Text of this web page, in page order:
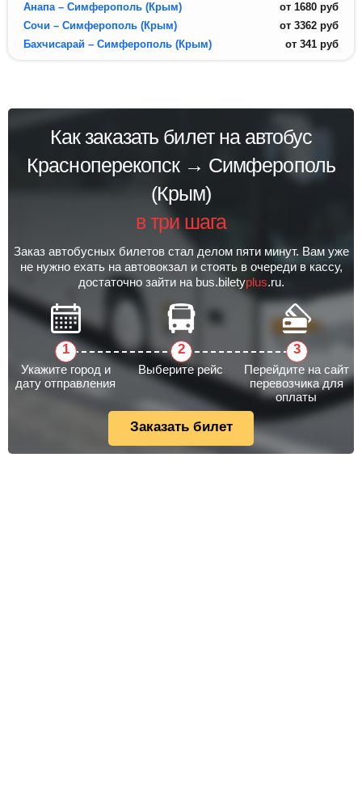
Анапа – Симферополь (Крым)
от 1680 руб
Сочи – Симферополь (Крым)
от 3362 руб
Бахчисарай – Симферополь (Крым)
от 341 руб
Как заказать билет на автобус
Красноперекопск → Симферополь
(Крым)
в три шага
Заказ автобусных билетов стал делом пяти минут. Вам уже
не нужно ехать на автовокзал и стоять в очереди в кассу,
достаточно зайти на bus.biletyplus.ru.
Укажите город и
дату отправления
Выберите рейс
Перейдите на сайт
перевозчика для
оплаты
Заказать билет